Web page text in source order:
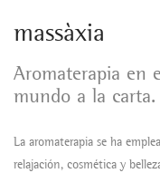
massàxia
Aromaterapia en
mundo a la carta.
La aromaterapia se ha
relajación, cosmética y